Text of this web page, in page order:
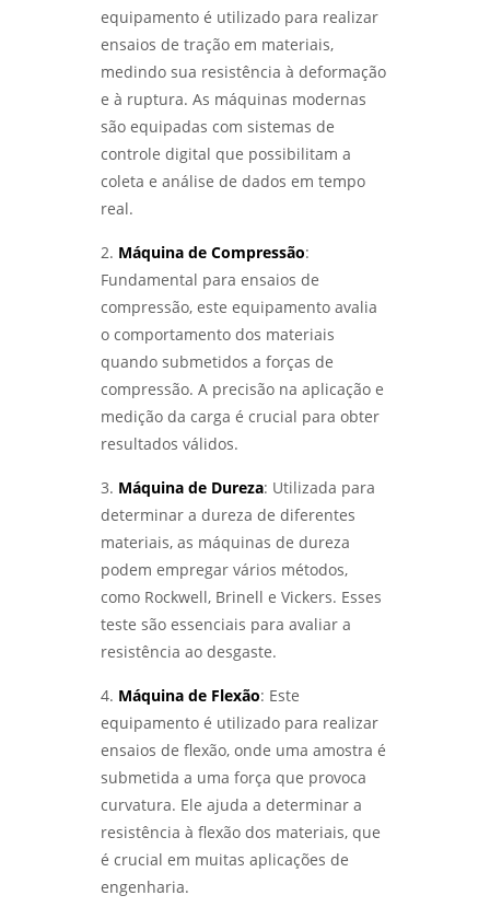
DESCUBRA OS MELHORES LABORATÓRIOS DE
ENSAIOS MECÂNICOS EM SP - LABMETAL
ANÁLISE DE FALHAS EM MÁQUINAS:
EFICAZMENTE - LABMETAL
COMO ESCOLHER O MELHOR LABORATÓRIO DE
ENSAIOS MECÂNICOS E METALOGRÁFICOS -
COMO ESCOLHER UM LABORATÓRIO DE
ENSAIOS MECÂNICOS E MATERIAIS EFICIENTES
- LABMETAL
SERVIÇO DE QUALIFICAÇÃO DE SOLDADOR
PARA AUMENTAR SUAS OPORTUNIDADES
PROFISSIONAIS - LABMETAL
INSPETOR DE SOLDA QUALIFICAÇÃO: COMO SE
ÁREA - LABMETAL
ENSAIOS MECÂNICOS: COMO GARANTIR A
QUALIDADE E A SEGURANÇA DOS MATERIAIS
UTILIZADOS - LABMETAL
ENSAIOS MECÂNICOS DE MATERIAIS
METÁLICOS: DESCUBRA SUA IMPORTÂNCIA E
ANÁLISE DE FALHAS EM EQUIPAMENTOS:
COMO IDENTIFICAR E SOLUCIONAR
PROBLEMAS EFICAZMENTE - LABMETAL
ENSAIO DE CORROSÃO: COMO GARANTIR A
DURABILIDADE DOS MATERIAIS EM
AMBIENTES DESAFIADORES - LABMETAL
equipamento é utilizado para realizar
ensaios de tração em materiais,
medindo sua resistência à deformação
e à ruptura. As máquinas modernas
são equipadas com sistemas de
controle digital que possibilitam a
coleta e análise de dados em tempo
real.
2. Máquina de Compressão:
Fundamental para ensaios de
compressão, este equipamento avalia
o comportamento dos materiais
quando submetidos a forças de
compressão. A precisão na aplicação e
medição da carga é crucial para obter
resultados válidos.
3. Máquina de Dureza: Utilizada para
determinar a dureza de diferentes
materiais, as máquinas de dureza
podem empregar vários métodos,
como Rockwell, Brinell e Vickers. Esses
teste são essenciais para avaliar a
resistência ao desgaste.
4. Máquina de Flexão: Este
equipamento é utilizado para realizar
ensaios de flexão, onde uma amostra é
submetida a uma força que provoca
curvatura. Ele ajuda a determinar a
resistência à flexão dos materiais, que
é crucial em muitas aplicações de
engenharia.